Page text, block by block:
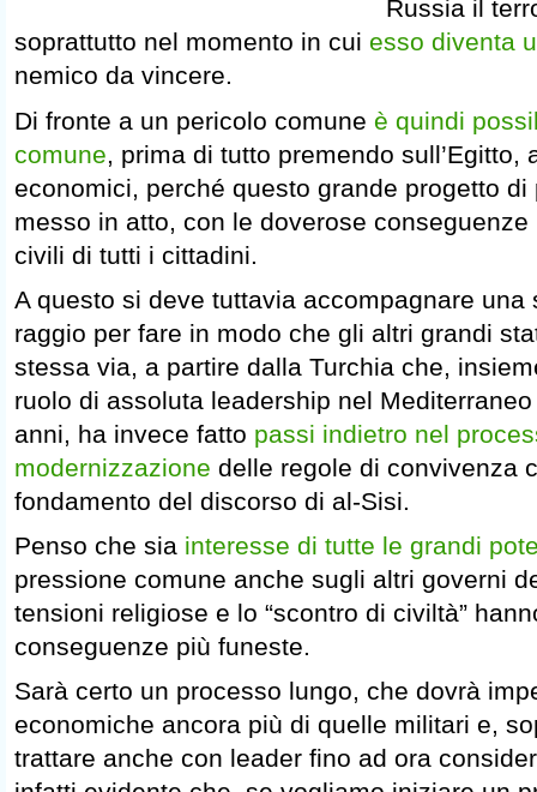
Russia il
soprattutto nel momento in cui esso diventa
nemico da vincere.
Di fronte a un pericolo comune è quindi
comune , prima di tutto premendo sull’Egitto,
economici, perché questo grande progetto
messo in atto, con le doverose
civili di tutti i cittadini.
A questo si deve tuttavia accompagnare una
raggio per fare in modo che gli altri grandi
stessa via, a partire dalla Turchia che,
ruolo di assoluta leadership nel
anni, ha invece fatto passi indietro nel
modernizzazione delle regole di convivenza
fondamento del discorso di al-Sisi.
Penso che sia interesse di tutte le grandi
pressione comune anche sugli altri governi
tensioni religiose e lo “scontro di civiltà”
conseguenze più funeste.
Sarà certo un processo lungo, che dovrà
economiche ancora più di quelle militari e,
trattare anche con leader fino ad ora